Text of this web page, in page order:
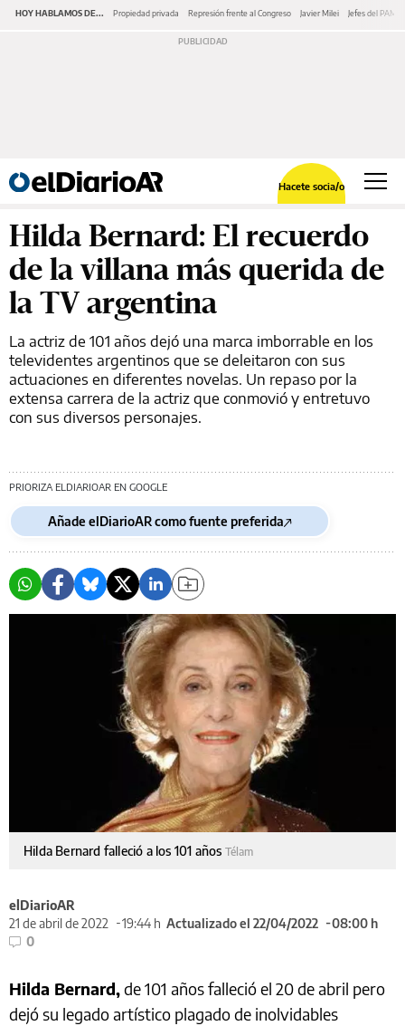
HOY HABLAMOS DE... Propiedad privada Represión frente al Congreso Javier Milei Jefes del PAMI
Hacete socia/o
Hilda Bernard: El recuerdo
de la villana más querida de
la TV argentina
La actriz de 101 años dejó una marca imborrable en los
televidentes argentinos que se deleitaron con sus
actuaciones en diferentes novelas. Un repaso por la
extensa carrera de la actriz que conmovió y entretuvo
con sus diversos personajes.
PRIORIZA ELDIARIOAR EN GOOGLE
Añade elDiarioAR como fuente preferida
Hilda Bernard falleció a los 101 años Télam
elDiarioAR
21 de abril de 2022
19:44 h Actualizado el 22/04/2022
08:00 h
0
Hilda Bernard,de 101 años falleció el 20 de abril pero
dejó su legado artístico plagado de inolvidables